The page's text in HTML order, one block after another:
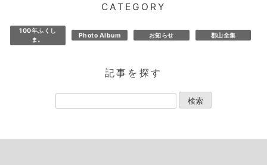
CATEGORY
100年ふくし
ま。
Photo Album お知らせ 郡山全集
記事を探す